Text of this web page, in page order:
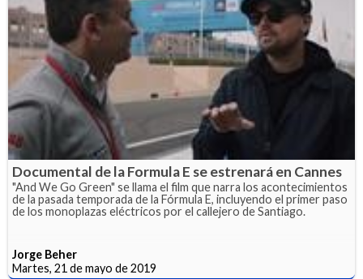
Documental de la Formula E se estrenará en Cannes
"And We Go Green" se llama el film que narra los acontecimientos
de la pasada temporada de la Fórmula E, incluyendo el primer paso
de los monoplazas eléctricos por el callejero de Santiago.
Jorge Beher
Martes, 21 de mayo de 2019